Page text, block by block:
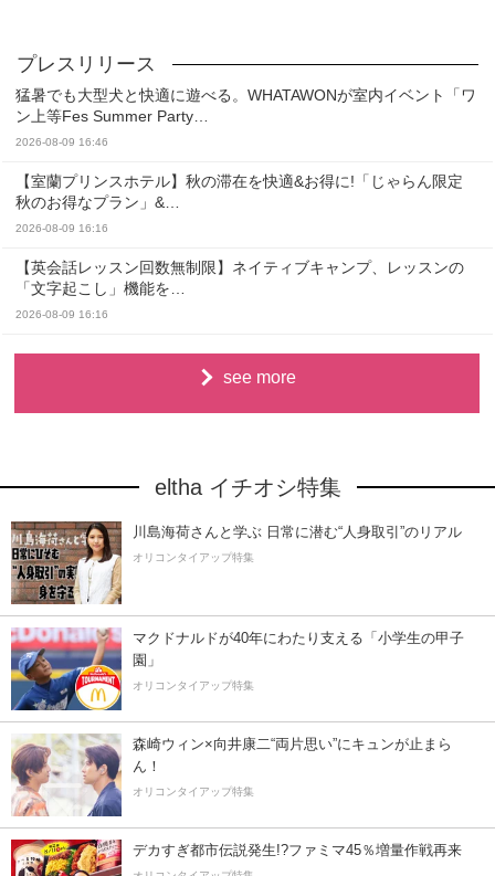
猛暑でも大型犬と快適に遊べる。WHATAWONが室内イベント「ワ
ン上等Fes Summer Party…
2026-08-09 16:46
【室蘭プリンスホテル】秋の滞在を快適&お得に!「じゃらん限定
秋のお得なプラン」&…
2026-08-09 16:16
【英会話レッスン回数無制限】ネイティブキャンプ、レッスンの
「文字起こし」機能を…
2026-08-09 16:16
see more
eltha イチオシ特集
川島海荷さんと学ぶ 日常に潜む“人身取引”のリアル
オリコンタイアップ特集
マクドナルドが40年にわたり支える「小学生の甲子
園」
オリコンタイアップ特集
森崎ウィン×向井康二“両片思い”にキュンが止まら
ん！
オリコンタイアップ特集
デカすぎ都市伝説発生!?ファミマ45％増量作戦再来